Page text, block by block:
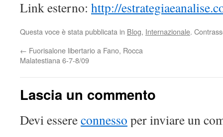
Link esterno: http://
Questa voce è stata pubblicata in Blog, Internazionale.
← Fuorisalone libertario a Fano, Rocca
Malatestiana 6-7-8/09
Lascia un commento
Devi essereconnesso per inviare un